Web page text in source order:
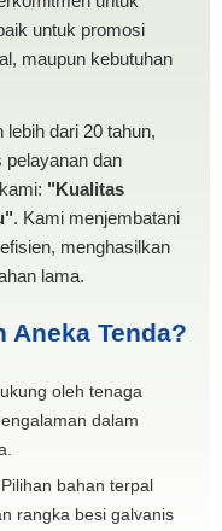
untuk promosi
maupun kebutuhan
lebih dari 20 tahun,
pelayanan dan
"Kualitas
. Kami menjembatani
menghasilkan
lama.
Aneka Tenda?
oleh tenaga
dalam
Pilihan bahan terpal
rangka besi galvanis